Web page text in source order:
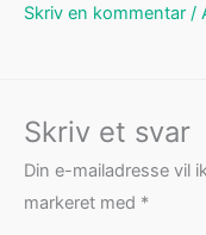
Skriv en kommentar /
Skriv et svar
Din e-mailadresse vil
markeret med *